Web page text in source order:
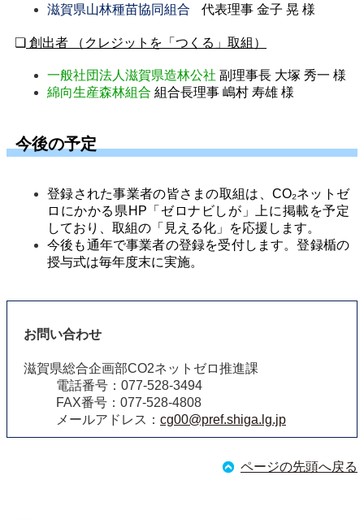
滋賀県山林種苗協同組合
代表理事 金子 晃 様
❏ 創出者 （クレジットを「つくる」取組）
一般社団法人滋賀県造林公社 副理事長 大塚 秀一 様
綿向生産森林組合 組合長理事 嶋村 寿雄 様
今後の予定
登録された事業者の皆さまの取組は、CO₂ネットゼ
ロにかかる県HP 「ゼロナビしが」上に掲載を予定
しており、取組の「見える化」を応援します。
今後も通年で事業者の登録を受付します。登録楯の
授与式は毎年度末に実施。
お問い合わせ
滋賀県総合企画部CO2ネットゼロ推進課
電話番号：077-528-3494
FAX番号：077-528-4808
メールアドレス： cg00@pref.shiga.lg.jp
ページの先頭へ戻る